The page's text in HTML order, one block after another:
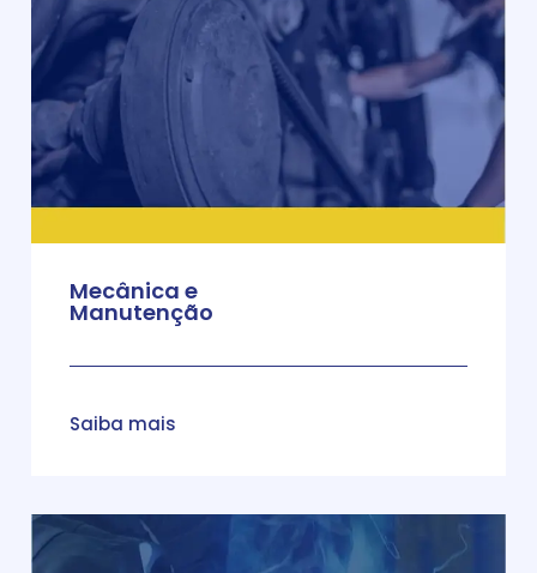
Mecânica e
Manutenção
Saiba mais